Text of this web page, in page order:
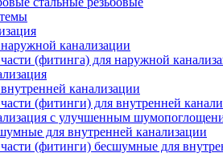
канализации
(фитинга) для наружной
канализации
(фитинги) для внутренней
с улучшенным
для внутренней канализации
(фитинги) бесшумные для